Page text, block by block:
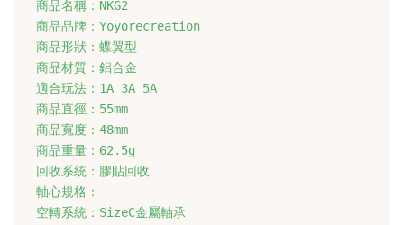
商品名稱：NKG2
商品品牌：Yoyorecreation
商品形狀：蝶翼型
商品材質：鋁合金
適合玩法：1A 3A 5A
商品直徑：55mm
商品寬度：48mm
商品重量：62.5g
回收系統：膠貼回收
軸心規格：
空轉系統：SizeC金屬軸承